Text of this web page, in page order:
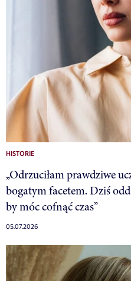
HISTORIE
„Odrzuciłam prawdziwe
bogatym facetem. Dziś
by móc cofnąć czas”
05.07.2026